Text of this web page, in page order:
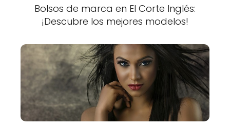
Bolsos de marca en El Corte Inglés:
¡Descubre los mejores modelos!